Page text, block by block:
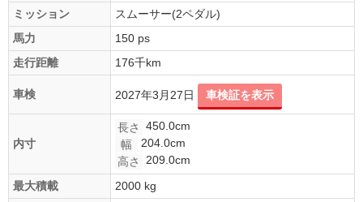
ミッション
スムーサー(2ペダル)
馬力
150 ps
走行距離
176千km
車検 2027年3月27日 車検証を表示
内寸
長さ
450.0cm
幅
204.0cm
高さ
209.0cm
最大積載
2000 kg